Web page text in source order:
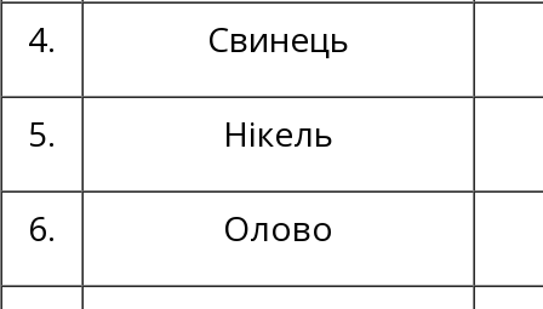
4. Свинець
5. Нікель
6. Олово